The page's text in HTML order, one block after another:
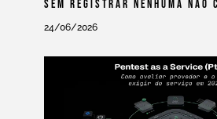
Sem Registrar Nenhuma Não
24/06/2026